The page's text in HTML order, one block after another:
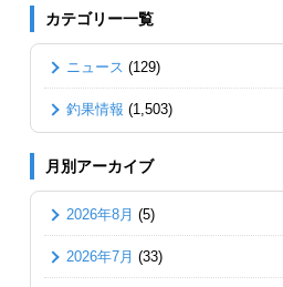
カテゴリー一覧
ニュース (129)
釣果情報 (1,503)
月別アーカイブ
2026年8月 (5)
2026年7月 (33)